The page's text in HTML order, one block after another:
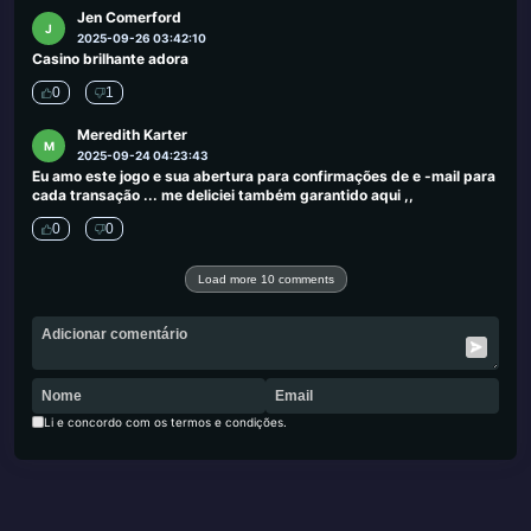
J
Jen Comerford
2025-09-26 03:42:10
Casino brilhante adora
0 1
M
Meredith Karter
2025-09-24 04:23:43
Eu amo este jogo e sua abertura para confirmações de e -mail para
cada transação ... me deliciei também garantido aqui ,,
0 0
Load more 10 comments
Li e concordo com os termos e condições.